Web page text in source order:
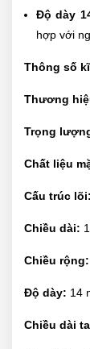
Độ dày
hợp với
Thông số
Thương
Trọng
Chất liệu
Cấu trúc lõi:
Chiều dài:
Chiều rộng:
Độ dày: 14
Chiều dài